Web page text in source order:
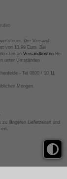
Der Versand
von 13,99 Euro. Bei
an VersandkostenBei
unter Umständen
- Tel 0800 / 10 11
Mengen.
längeren Lieferzeiten und